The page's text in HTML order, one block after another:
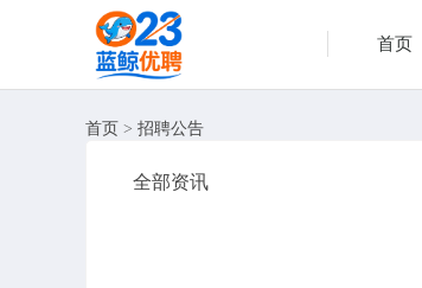
首页
首页 > 招聘公告
全部资讯